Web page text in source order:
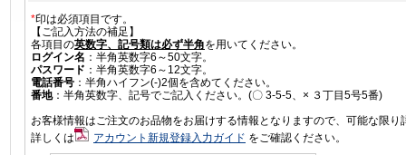
*印は必須項目です。
【ご記入方法の補足】
各項目の英数字、記号類は必ず半角を用いてください。
ログイン名 ：半角英数字6～50文字。
パスワード ：半角英数字6～12文字。
電話番号 ：半角ハイフン(-)2個を含めてください。
番地：半角英数字、記号でご記入ください。(〇 3-5-5、× ３丁目5号5番)
お客様情報はご注文のお品物をお届けする情報となりますので、可能な限り
詳しくは
アカウント新規登録入力ガイド をご確認ください。